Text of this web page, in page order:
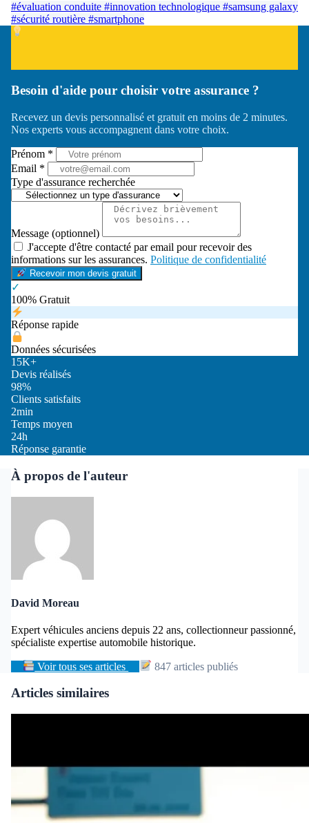
#évaluation conduite #innovation technologique #samsung galaxy
#sécurité routière #smartphone
Besoin d'aide pour choisir votre assurance ?
Recevez un devis personnalisé et gratuit en moins de 2 minutes.
Nos experts vous accompagnent dans votre choix.
Prénom *
Email *
Type d'assurance recherchée
Message (optionnel)
J'accepte d'être contacté par email pour recevoir des
informations sur les assurances. Politique de confidentialité
Recevoir mon devis gratuit
✓
100% Gratuit
Réponse rapide
Données sécurisées
15K+
Devis réalisés
98%
Clients satisfaits
2min
Temps moyen
24h
Réponse garantie
À propos de l'auteur
David Moreau
Expert véhicules anciens depuis 22 ans, collectionneur passionné,
spécialiste expertise automobile historique.
Voir tous ses articles 847 articles publiés
Articles similaires